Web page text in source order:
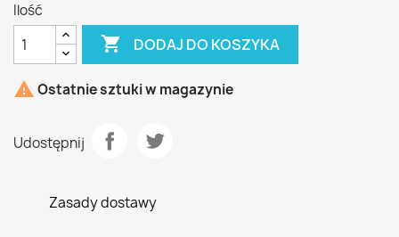
Ilość
 DODAJ DO KOSZYKA
 Ostatnie sztuki w magazynie
Udostępnij
Zasady dostawy